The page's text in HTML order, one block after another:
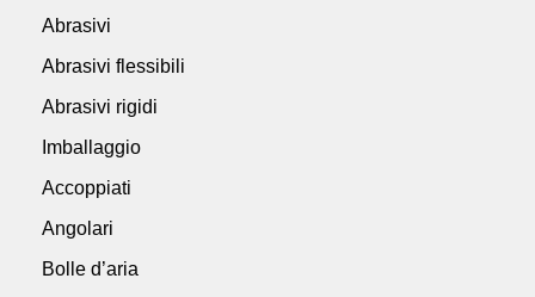
Abrasivi
Abrasivi flessibili
Abrasivi rigidi
Imballaggio
Accoppiati
Angolari
Bolle d’aria